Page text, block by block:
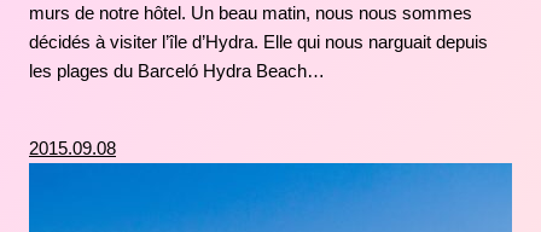
murs de notre hôtel. Un beau matin, nous nous sommes
décidés à visiter l’île d’Hydra. Elle qui nous narguait depuis
les plages du Barceló Hydra Beach…
2015.09.08